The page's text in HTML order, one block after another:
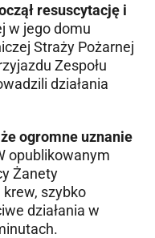
resuscytację i
w jego domu
Straży Pożarnej
Zespołu
działania
ogromne uznanie
opublikowanym
Żanety
szybko
działania w